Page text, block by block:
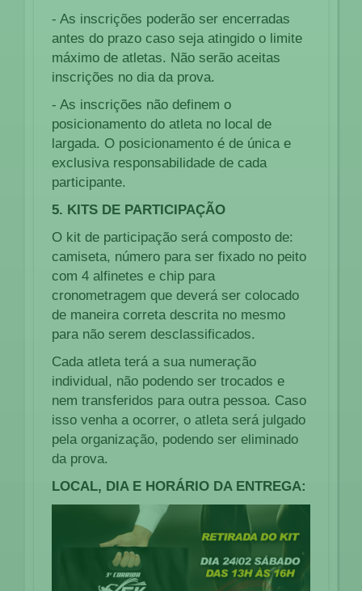
- As inscrições poderão ser encerradas
antes do prazo caso seja atingido o limite
máximo de atletas. Não serão aceitas
inscrições no dia da prova.
- As inscrições não definem o
posicionamento do atleta no local de
largada. O posicionamento é de única e
exclusiva responsabilidade de cada
participante.
5. KITS DE PARTICIPAÇÃO
O kit de participação será composto de:
camiseta, número para ser fixado no peito
com 4 alfinetes e chip para
cronometragem que deverá ser colocado
de maneira correta descrita no mesmo
para não serem desclassificados.
Cada atleta terá a sua numeração
individual, não podendo ser trocados e
nem transferidos para outra pessoa. Caso
isso venha a ocorrer, o atleta será julgado
pela organização, podendo ser eliminado
da prova.
LOCAL, DIA E HORÁRIO DA ENTREGA: